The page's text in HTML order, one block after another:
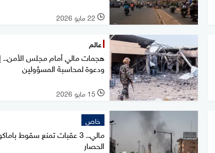
l 22 مايو 2026
عالم
هجمات مالي أمام مجلس الأمن..
ودعوة لمحاسبة المسؤولين
l 15 مايو 2026
خاص
مالي.. 3 عقبات تمنع سقوط
الحصار